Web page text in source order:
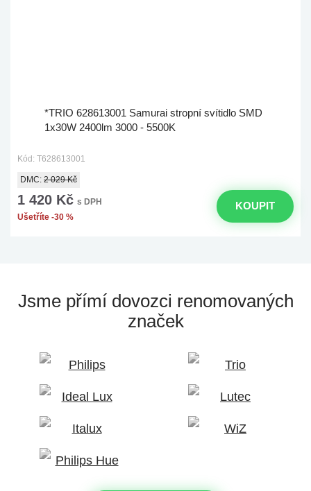
*TRIO 628613001 Samurai stropní svítidlo SMD
1x30W 2400lm 3000 - 5500K
Kód: T628613001
DMC: 2 029 Kč
1 420 Kč s DPH
Ušetříte -30 %
KOUPIT
Jsme přímí dovozci renomovaných
značek